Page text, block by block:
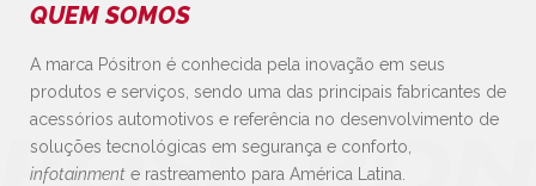
QUEM SOMOS
A marca Pósitron é conhecida pela inovação em seus
produtos e serviços, sendo uma das principais fabricantes de
acessórios automotivos e referência no desenvolvimento de
soluções tecnológicas em segurança e conforto,
infotainment e rastreamento para América Latina.